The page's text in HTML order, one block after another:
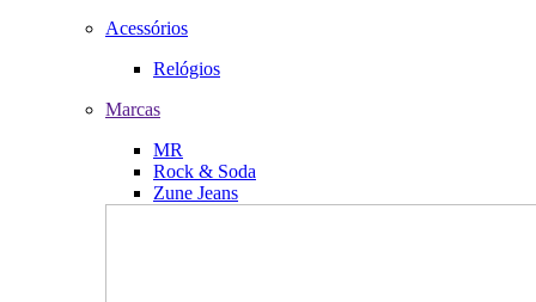
Acessórios
Relógios
Marcas
MR
Rock & Soda
Zune Jeans